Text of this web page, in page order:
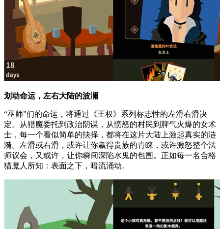
划动命运，左右大陆的波澜
“巫师”们的命运，将通过《王权》系列标志性的左滑右滑决
定。从猎魔委托到政治阴谋，从愤怒的村民到脾气火爆的女术
士，每一个看似简单的抉择，都将在这片大陆上激起真实的涟
漪。左滑或右滑，或许让你赢得贵族的青睐，或许激怒整个法
师议会，又或许，让你瞬间深陷水鬼的包围。正如每一名合格
猎魔人所知：表面之下，暗流涌动。